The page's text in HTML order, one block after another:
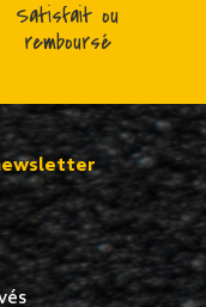
Satisfait ou
remboursé